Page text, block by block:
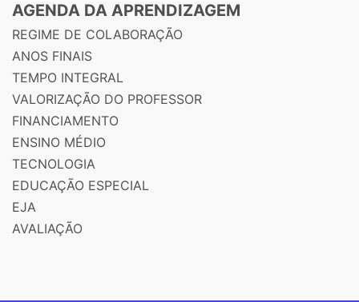
AGENDA DA APRENDIZAGEM
REGIME DE COLABORAÇÃO
ANOS FINAIS
TEMPO INTEGRAL
VALORIZAÇÃO DO PROFESSOR
FINANCIAMENTO
ENSINO MÉDIO
TECNOLOGIA
EDUCAÇÃO ESPECIAL
EJA
AVALIAÇÃO